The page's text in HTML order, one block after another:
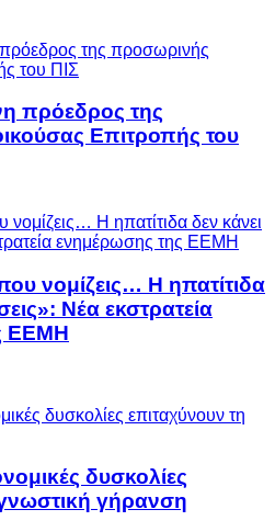
πρόεδρος της
Επιτροπής του
νομίζεις… Η ηπατίτιδα
Νέα εκστρατεία
ΕΕΜΗ
δυσκολίες
γήρανση